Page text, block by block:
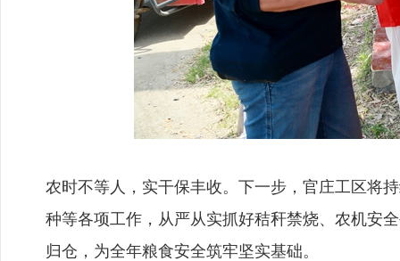
农时不等人，实干保丰收。下一步，官庄工区将
种等各项工作，从严从实抓好秸秆禁烧、农机安
归仓，为全年粮食安全筑牢坚实基础。